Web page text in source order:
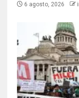
6 agosto, 2026